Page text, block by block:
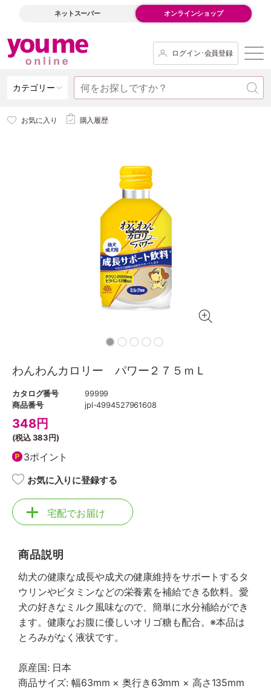
ネットスーパー オンラインショップ
ログイン･会員登録
カテゴリー
お気に入り 購入履歴
わんわんカロリー パワー２７５ｍＬ
カタログ番号
99999
商品番号
jpl-4994527961608
348円
(税込383円)
3ポイント
お気に入りに登録する
宅配でお届け
商品説明
幼犬の健康な成長や成犬の健康維持をサポートするタ
ウリンやビタミンなどの栄養素を補給できる飲料。愛
犬の好きなミルク風味なので、簡単に水分補給ができ
ます。健康なお腹に優しいオリゴ糖も配合。※本品は
とろみがなく液状です。
原産国: 日本
商品サイズ: 幅63mm × 奥行き63mm × 高さ135mm